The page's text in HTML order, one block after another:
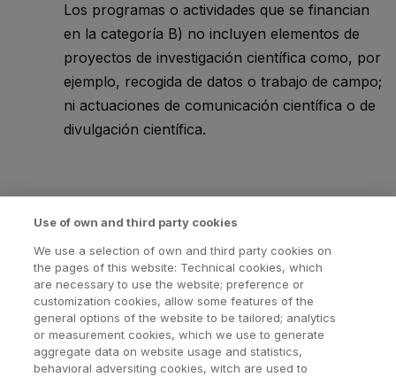
Los programas o actividades que se financian
en la categoría B) no incluyen elementos de
proyectos de investigación científica como, por
ejemplo, recogida de datos o trabajo de campo;
ni actuaciones de comunicación científica o de
divulgación científica.
Imagen
Use of own and third party cookies
We use a selection of own and third party cookies on
the pages of this website: Technical cookies, which
are necessary to use the website; preference or
customization cookies, allow some features of the
general options of the website to be tailored; analytics
or measurement cookies, which we use to generate
aggregate data on website usage and statistics,
behavioral adversiting cookies, witch are used to